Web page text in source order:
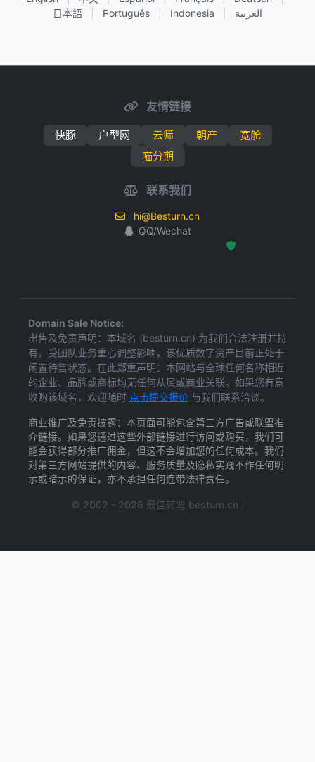
日本語
Português Indonesia العربية
友情链接
快豚 户型网 云筛 朝产
宽舱
喵分期
联系我们
hi@Besturn.cn
QQ/Wechat
Domain Sale Notice:
出售及免责声明：本域名 (besturn.cn) 为我们合法注册并持
有。受团队业务重心调整影响，该优质数字资产目前正处于
闲置待售状态。在此郑重声明：本网站与全球任何名称相近
的企业、品牌或商标均无任何从属或商业关联。如果您有意
收购该域名，欢迎随时 点击提交报价 与我们联系洽谈。
商业推广及免责披露：本页面可能包含第三方广告或联盟推
介链接。如果您通过这些外部链接进行访问或购买，我们可
能会获得部分推广佣金，但这不会增加您的任何成本。我们
对第三方网站提供的内容、服务质量及隐私实践不作任何明
示或暗示的保证，亦不承担任何连带法律责任。
© 2002 - 2026 最佳转弯 besturn.cn .